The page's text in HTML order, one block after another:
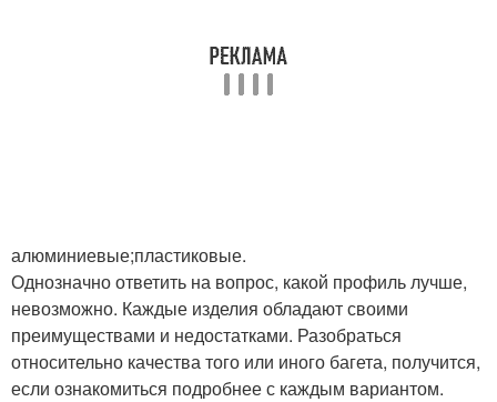
алюминиевые;пластиковые.
Однозначно ответить на вопрос, какой профиль лучше,
невозможно. Каждые изделия обладают своими
преимуществами и недостатками. Разобраться
относительно качества того или иного багета, получится,
если ознакомиться подробнее с каждым вариантом.